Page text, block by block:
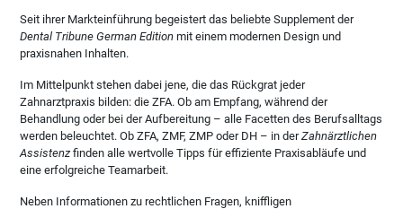
Seit ihrer Markteinführung begeistert das beliebte Supplement der
Dental Tribune German Edition mit einem modernen Design und
praxisnahen Inhalten.
Im Mittelpunkt stehen dabei jene, die das Rückgrat jeder
Zahnarztpraxis bilden: die ZFA. Ob am Empfang, während der
Behandlung oder bei der Aufbereitung – alle Facetten des Berufsalltags
werden beleuchtet. Ob ZFA, ZMF, ZMP oder DH – in derZahnärztlichen
Assistenz finden alle wertvolle Tipps für effiziente Praxisabläufe und
eine erfolgreiche Teamarbeit.
Neben Informationen zu rechtlichen Fragen, kniffligen